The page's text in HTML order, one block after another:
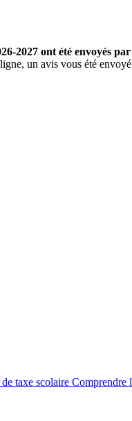
2027 ont été envoyés
un avis vous été
taxe scolaire Comprendre